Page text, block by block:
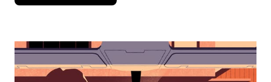
Nach-
mit
Kalender